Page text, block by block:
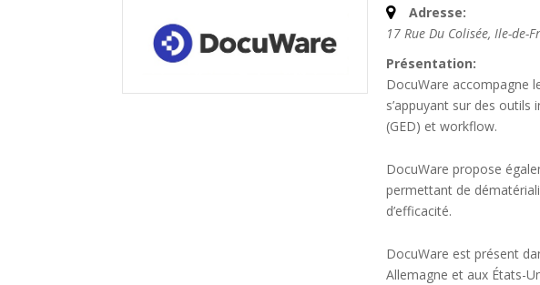
Adresse:
17 Rue Du Colisée, Ile-de-
Présentation:
DocuWare accompagne
s’appuyant sur des
(GED) et workflow.
DocuWare propose
permettant de
d’efficacité.
DocuWare est présent
Allemagne et aux États-